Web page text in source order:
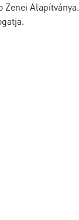
Zenei Alapítványa.